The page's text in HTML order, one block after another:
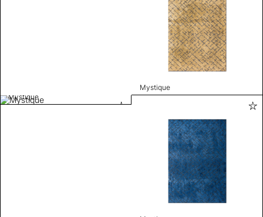
Mystique
Mystique